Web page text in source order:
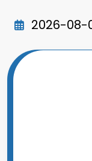
ツ
へ
2026-08-